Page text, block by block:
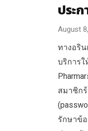
ประ
August
ทางอริน
บริการ
สมาชิก
รักษาข้